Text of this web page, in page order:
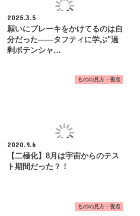
2025.3.5
願いにブレーキをかけてるのは自
分だった——タフティに学ぶ"過
剰ポテンシャ…
ものの見方・視点
2020.9.6
【二極化】8月は宇宙からのテス
ト期間だった？！
ものの見方・視点